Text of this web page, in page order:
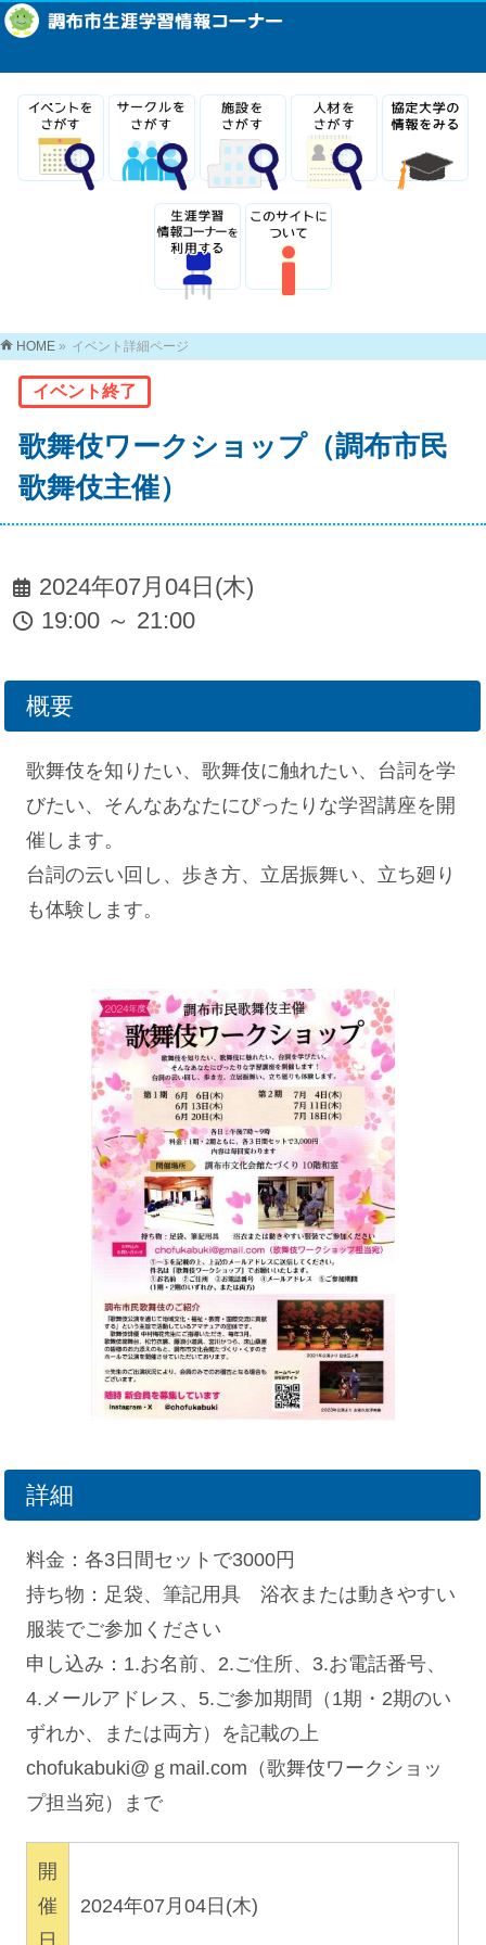
HOME » イベント詳細ページ
イベント終了
歌舞伎ワークショップ（調布市民
歌舞伎主催）
2024年07月04日(木)
19:00 ～ 21:00
概要
歌舞伎を知りたい、歌舞伎に触れたい、台詞を学
びたい、そんなあなたにぴったりな学習講座を開
催します。
台詞の云い回し、歩き方、立居振舞い、立ち廻り
も体験します。
詳細
料金：各3日間セットで3000円
持ち物：足袋、筆記用具 浴衣または動きやすい
服装でご参加ください
申し込み：1.お名前、2.ご住所、3.お電話番号、
4.メールアドレス、5.ご参加期間（1期・2期のい
ずれか、または両方）を記載の上
chofukabuki@ｇmail.com（歌舞伎ワークショッ
プ担当宛）まで
開
催
日
2024年07月04日(木)